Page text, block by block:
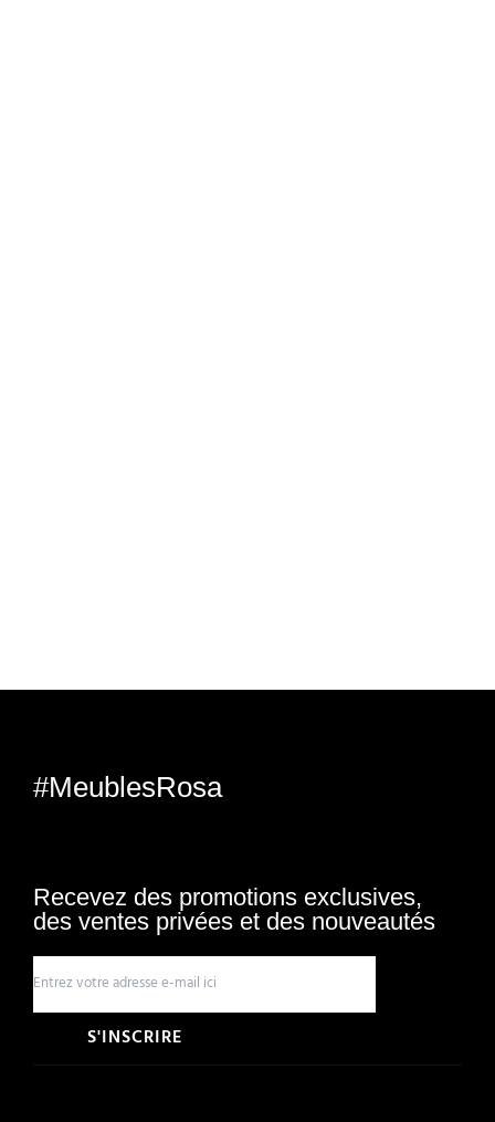
#MeublesRosa
Recevez des promotions exclusives,
des ventes privées et des nouveautés
S'INSCRIRE